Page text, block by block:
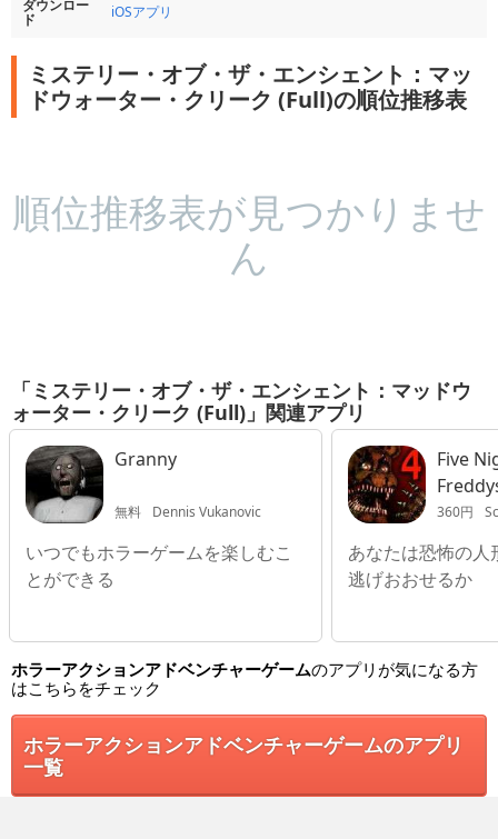
ダウンロー
ド iOSアプリ
ミステリー・オブ・ザ・エンシェント：マッ
ドウォーター・クリーク (Full)の順位推移表
順位推移表が見つかりませ
ん
「ミステリー・オブ・ザ・エンシェント：マッドウ
ォーター・クリーク (Full)」関連アプリ
Granny
無料 Dennis Vukanovic
いつでもホラーゲームを楽しむこ
とができる
Five
360円
あなたは恐怖の人
逃げおおせるか
ホラーアクションアドベンチャーゲームのアプリが気になる方
はこちらをチェック
ホラーアクションアドベンチャーゲームのアプリ
一覧